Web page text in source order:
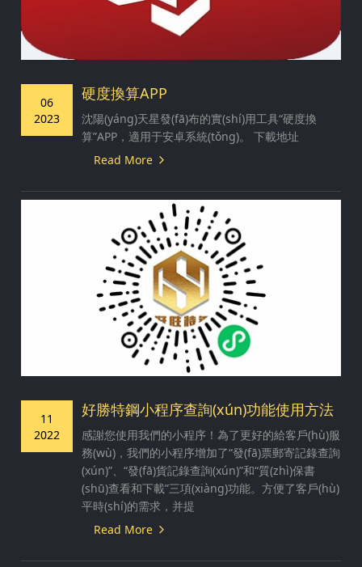
06
2023
硬度換算APP
沈陽(yáng)天星發(fā)布的實(shí)用工具“硬度換
算”APP，適用于安卓系統(tǒng)。 下載地址
Read More
11
2022
好勝特鋼小程序查詢(xún)功能使用方法
感謝您使用我們的小程序！為了更好的給客戶(hù)服
務(wù)，我們的小程序增加了“發(fā)票郵寄記錄查詢
(xún)”、“發(fā)貨記錄查詢(xún)”和“質(zhì)保書
(shū)查看和下載”三項(xiàng)功能。方便了客戶(hù)
平時(shí)的需求，并提
Read More